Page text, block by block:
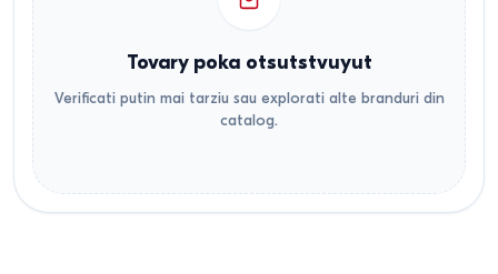
Tovary poka otsutstvuyut
Verificati putin mai tarziu sau explorati alte branduri din
catalog.